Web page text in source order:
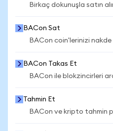
Birkaç dokunuşla satın
BACon Sat
BACon coin'lerinizi nakde
BACon Takas Et
BACon ile blokzincirleri
Tahmin Et
BACon ve kripto tahmin